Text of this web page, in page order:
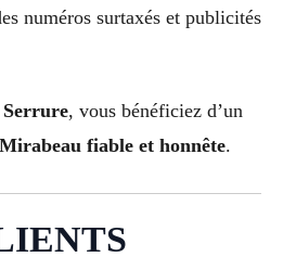
numéros surtaxés et publicités
Serrure, vous bénéficiez d’un
fiable et honnête.